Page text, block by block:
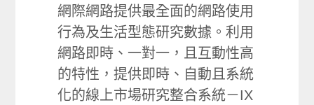
網際網路提供最全面的網路使用
行為及生活型態研究數據。利用
網路即時、一對一，且互動性高
的特性，提供即時、自動且系統
化的線上市場研究整合系統－IX